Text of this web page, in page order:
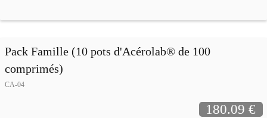
Pack Famille (10 pots d'Acérolab® de 100
comprimés)
CA-04
180.09 €